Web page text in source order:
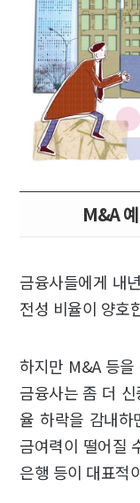
M&A
금융사들에게 내
전성 비율이 양호
하지만 M&A 등
금융사는 좀 더
율 하락을 감내
금여력이 떨어질
은행 등이 대표적